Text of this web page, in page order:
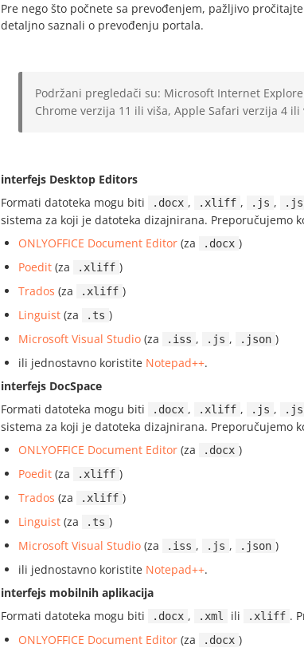
Pre nego što počnete sa prevođenjem, pažljivo pročitajte
detaljno saznali o prevođenju portala.
Podržani pregledači su: Microsoft Internet
Chrome verzija 11 ili viša, Apple Safari verzija 4
interfejs Desktop Editors
Formati datoteka mogu biti
.docx , .xliff , .js ,
sistema za koji je datoteka dizajnirana. Preporučujemo
ONLYOFFICE Document Editor (za .docx )
Poedit (za .xliff )
Trados (za .xliff )
Linguist (za .ts )
Microsoft Visual Studio (za .iss , .js , .json )
ili jednostavno koristite Notepad++.
interfejs DocSpace
Formati datoteka mogu biti
.docx , .xliff , .js ,
sistema za koji je datoteka dizajnirana. Preporučujemo
ONLYOFFICE Document Editor (za .docx )
Poedit (za .xliff )
Trados (za .xliff )
Linguist (za .ts )
Microsoft Visual Studio (za .iss , .js , .json )
ili jednostavno koristite Notepad++.
interfejs mobilnih aplikacija
Formati datoteka mogu biti
.docx , .xml ili .xliff .
ONLYOFFICE Document Editor (za .docx )